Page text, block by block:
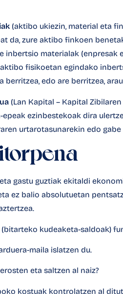
(aktibo ukiezin, material eta
da, zure aktibo finkoen
inbertsio materialak (enpresak
fisikoetan egindako
berritzea, edo are berritzea,
(Lan Kapital – Kapital
ezinbestekoak dira
urtarotasunarekin edo
gastu guztiak ekitaldi
ez balio absolutuetan
(bitarteko kudeaketa-saldoak)
maila islatzen du.
eta saltzen al naiz?
kostuak kontrolatzen al